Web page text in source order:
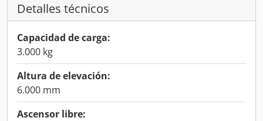
Detalles técnicos
Capacidad de carga:
3.000 kg
Altura de elevación:
6.000 mm
Ascensor libre: